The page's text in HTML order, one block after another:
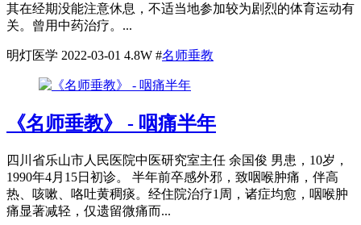
其在经期没能注意休息，不适当地参加较为剧烈的体育运动有
关。曾用中药治疗。...
明灯医学 2022-03-01 4.8W #名师垂教
《名师垂教》 - 咽痛半年
四川省乐山市人民医院中医研究室主任 余国俊 男患，10岁，
1990年4月15日初诊。 半年前卒感外邪，致咽喉肿痛，伴高
热、咳嗽、咯吐黄稠痰。经住院治疗1周，诸症均愈，咽喉肿
痛显著减轻，仅遗留微痛而...